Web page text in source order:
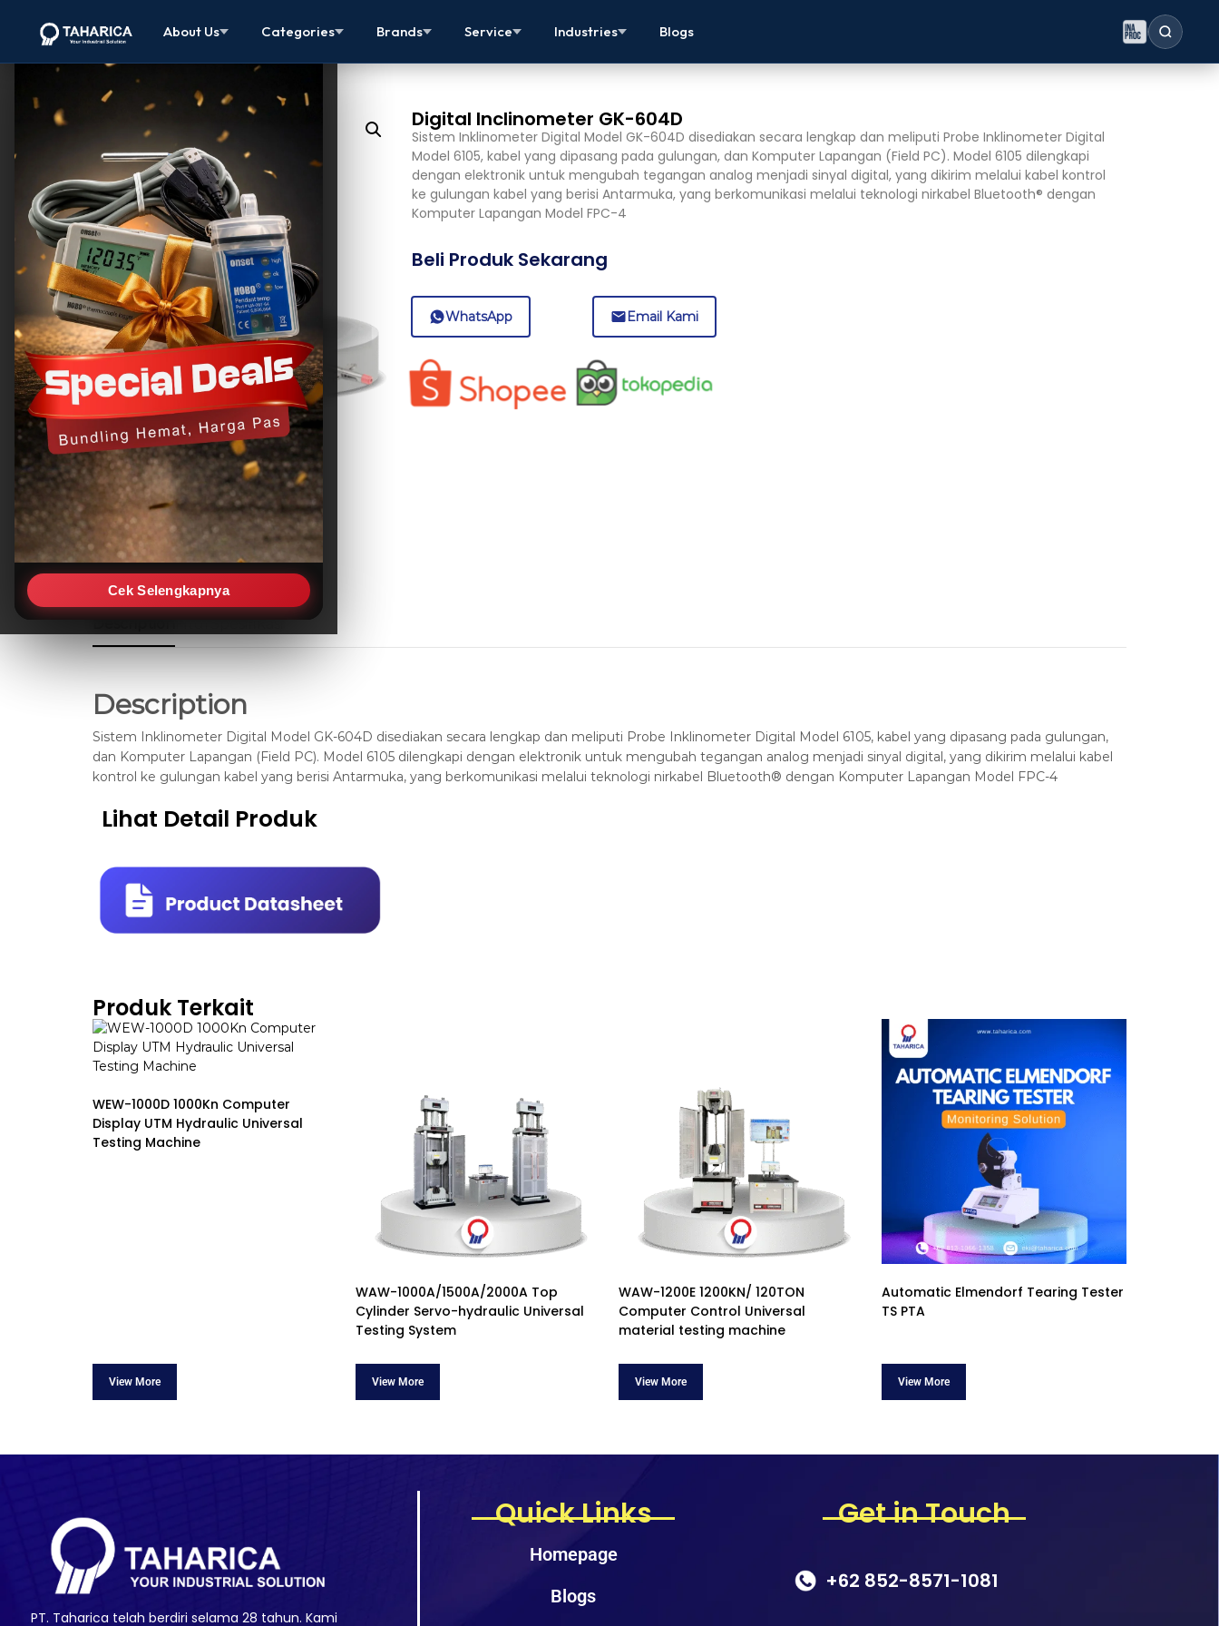
Cek Selengkapnya
About Us Categories Brands Service Industries Blogs
Digital Inclinometer GK-604D
Sistem Inklinometer Digital Model GK-604D disediakan secara lengkap dan meliputi Probe Inklinometer Digital
Model 6105, kabel yang dipasang pada gulungan, dan Komputer Lapangan (Field PC). Model 6105 dilengkapi
dengan elektronik untuk mengubah tegangan analog menjadi sinyal digital, yang dikirim melalui kabel kontrol
ke gulungan kabel yang berisi Antarmuka, yang berkomunikasi melalui teknologi nirkabel Bluetooth® dengan
Komputer Lapangan Model FPC-4
Beli Produk Sekarang
WhatsApp Email Kami
Description
Sistem Inklinometer Digital Model GK-604D disediakan secara lengkap dan meliputi Probe Inklinometer Digital Model 6105, kabel yang dipasang pada gulungan,
dan Komputer Lapangan (Field PC). Model 6105 dilengkapi dengan elektronik untuk mengubah tegangan analog menjadi sinyal digital, yang dikirim melalui kabel
kontrol ke gulungan kabel yang berisi Antarmuka, yang berkomunikasi melalui teknologi nirkabel Bluetooth® dengan Komputer Lapangan Model FPC-4
Lihat Detail Produk
Produk Terkait
WEW-1000D 1000Kn Computer
Display UTM Hydraulic Universal
Testing Machine
WAW-1000A/1500A/2000A Top
Cylinder Servo-hydraulic Universal
Testing System
WAW-1200E 1200KN/ 120TON
Computer Control Universal
material testing machine
Automatic Elmendorf Tearing Tester
TS PTA
PT. Taharica telah berdiri selama 28 tahun. Kami
Quick Links
Homepage
Blogs
Get in Touch
+62 852-8571-1081